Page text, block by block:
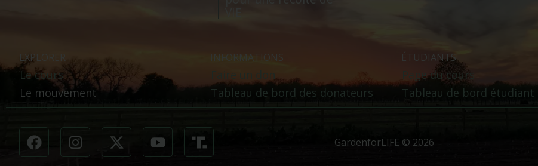
EXPLORER
Le cours
Le mouvement
INFORMATIONS
Tableau de bord des donateurs
ÉTUDIANTS
Page du cours
Tableau de bord étudiant
GardenforLIFE © 2026